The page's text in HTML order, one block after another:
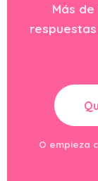
Más
O empieza